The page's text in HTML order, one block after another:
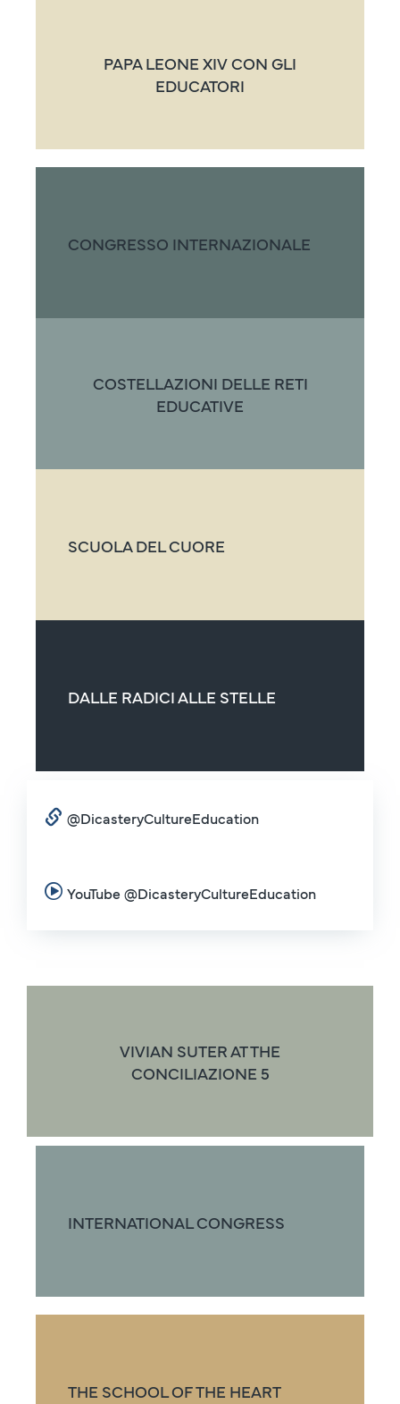
PAPA LEONE XIV CON GLI
EDUCATORI
CONGRESSO INTERNAZIONALE
COSTELLAZIONI DELLE RETI
EDUCATIVE
SCUOLA DEL CUORE
DALLE RADICI ALLE STELLE
@DicasteryCultureEducation
YouTube @DicasteryCultureEducation
VIVIAN SUTER AT THE
CONCILIAZIONE 5
INTERNATIONAL CONGRESS
THE SCHOOL OF THE HEART